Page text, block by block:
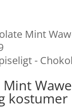
Mint
-
Mint
kostumer